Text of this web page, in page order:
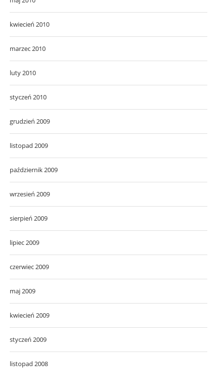
kwiecień 2010
marzec 2010
luty 2010
styczeń 2010
grudzień 2009
listopad 2009
październik 2009
wrzesień 2009
sierpień 2009
lipiec 2009
czerwiec 2009
maj 2009
kwiecień 2009
styczeń 2009
listopad 2008